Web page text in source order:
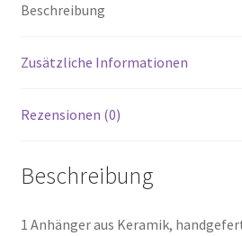
Beschreibung
Zusätzliche Informationen
Rezensionen (0)
Beschreibung
1 Anhänger aus Keramik,